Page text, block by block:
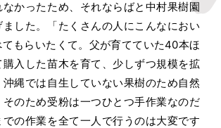
かったため、それならばと中村果樹園
ました。「たくさんの人にこんなにおい
てもらいたくて。父が育てていた40本ほ
購入した苗木を育て、少しずつ規模を拡
縄では自生していない果樹のため自然
のため受粉は一つひとつ手作業なのだ
の作業を全て一人で行うのは大変です